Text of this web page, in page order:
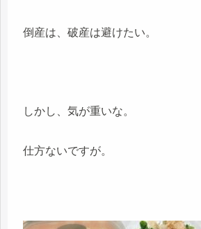
倒産は、破産は避けたい。
しかし、気が重いな。
仕方ないですが。